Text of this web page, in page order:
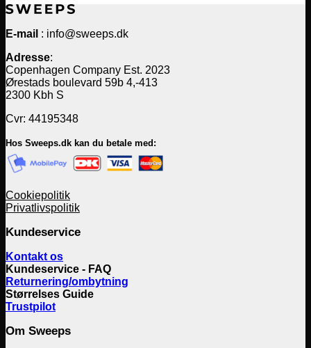
E-mail : info@sweeps.dk
Adresse:
Copenhagen Company Est. 2023
Ørestads boulevard 59b 4,-413
2300 Kbh S
Cvr: 44195348
Hos Sweeps.dk kan du betale med:
Cookiepolitik
Privatlivspolitik
Kundeservice
Kontakt os
Kundeservice - FAQ
Returnering/ombytning
Størrelses Guide
Trustpilot
Om Sweeps